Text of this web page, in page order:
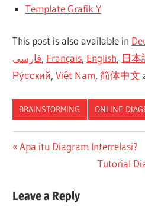
Template Grafik Y
This post is also available in
فارسی, Français, English, 日本
Ру́сский,Việt Nam,简体中文
BRAINSTORMING ONLINE
DONE
JA-
Navigasi
Previous
Apa itu Diagram Interrelasi?
Next
Tutorial
Leave a Reply